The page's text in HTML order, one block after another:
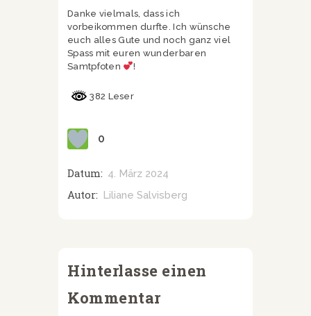
Danke vielmals, dass ich
vorbeikommen durfte. Ich wünsche
euch alles Gute und noch ganz viel
Spass mit euren wunderbaren
Samtpfoten
!
382 Leser
0
Datum: 4. März 2024
Autor: Liliane Salvisberg
Hinterlasse einen
Kommentar